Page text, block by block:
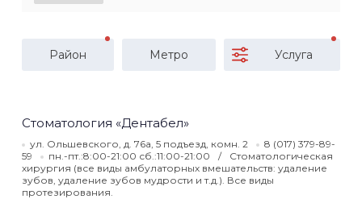
Район Метро Услуга
Стоматология «Дентабел»
ул. Ольшевского, д. 76а, 5 подъезд, комн. 2
8 (017) 379-89-
59
пн.-пт.:8:00-21:00 сб.:11:00-21:00
Стоматологическая
хирургия (все виды амбулаторных вмешательств: удаление
зубов, удаление зубов мудрости и т.д.). Все виды
протезирования.